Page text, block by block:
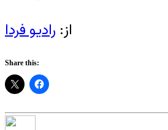
از: رادیو فردا
Share this: